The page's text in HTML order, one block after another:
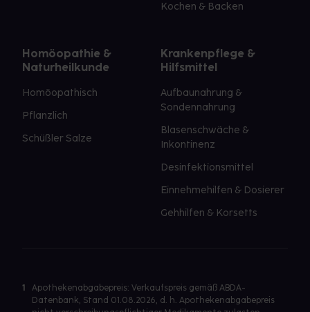
Kochen & Backen
Homöopathie &
Naturheilkunde
Homöopathisch
Pflanzlich
Schüßler Salze
Krankenpflege &
Hilfsmittel
Aufbaunahrung &
Sondennahrung
Blasenschwäche &
Inkontinenz
Desinfektionsmittel
Einnehmehilfen & Dosierer
Gehhilfen & Korsetts
1
Apothekenabgabepreis: Verkaufspreis gemäß ABDA-
Datenbank, Stand 01.08.2026, d. h. Apothekenabgabepreis